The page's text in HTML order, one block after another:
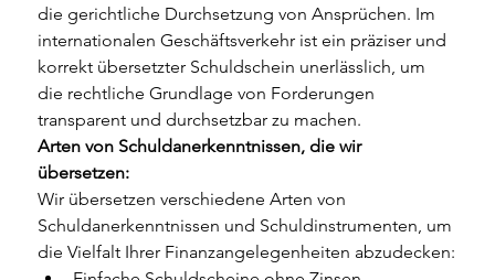
die gerichtliche Durchsetzung von Ansprüchen. Im
internationalen Geschäftsverkehr ist ein präziser und
korrekt übersetzter Schuldschein unerlässlich, um
die rechtliche Grundlage von Forderungen
transparent und durchsetzbar zu machen.
Arten von Schuldanerkenntnissen, die wir
übersetzen:
Wir übersetzen verschiedene Arten von
Schuldanerkenntnissen und Schuldinstrumenten, um
die Vielfalt Ihrer Finanzangelegenheiten abzudecken: